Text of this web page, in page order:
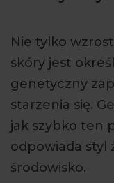
Nie tylko
skóry jest
genetyczny
starzenia się.
jak szybko ten
odpowiada styl
środowisko.